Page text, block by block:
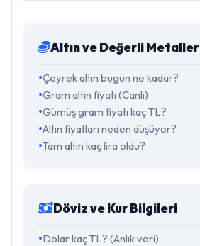
Altın ve Değerli Metaller
Çeyrek altın bugün ne kadar?
Gram altın fiyatı (Canlı)
Gümüş gram fiyatı kaç TL?
Altın fiyatları neden düşüyor?
Tam altın kaç lira oldu?
Döviz ve Kur Bilgileri
Dolar kaç TL? (Anlık veri)